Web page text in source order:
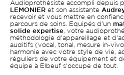
Audioprothésiste accompli depuis
LEMONIER et son assistante
recevoir et vous mettre en
parcours de soins. Equipés d'un
solide expertise , votre
méthodologie d'appareillage et
auditifs (vocal, tonal, mesure in-
harmonie avec votre style de vie,
réguliers de votre équipement et
équipe à Elbeuf s'occupe de tout.